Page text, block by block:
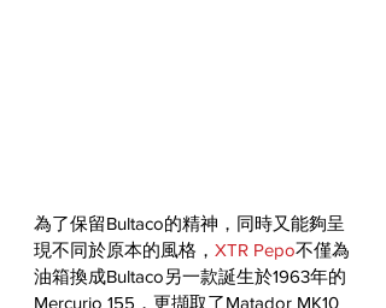
為了保留Bultaco的精神，同時又能夠呈
現不同於原本的風格， XTR Pepo不僅為
油箱換成Bultaco另一款誕生於1963年的
Mercurio 155，更擷取了Matador MK10